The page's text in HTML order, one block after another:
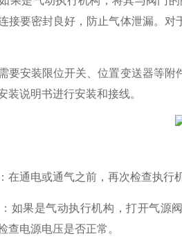
接要密封良好，防止气体泄漏。
要安装限位开关、位置变送器等
装说明书进行安装和接线。
：在通电或通气之前，再次检查执行
：如果是气动执行机构，打开气源
查电源电压是否正常。